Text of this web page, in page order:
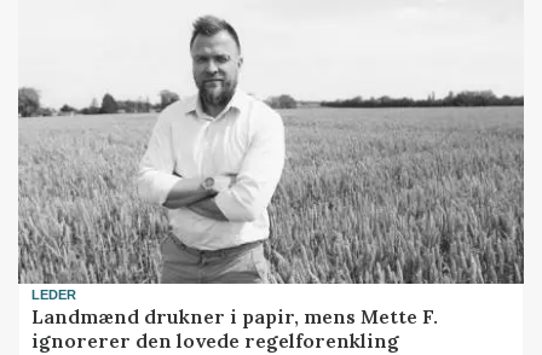
LEDER
Landmænd drukner i papir, mens Mette F.
ignorerer den lovede regelforenkling